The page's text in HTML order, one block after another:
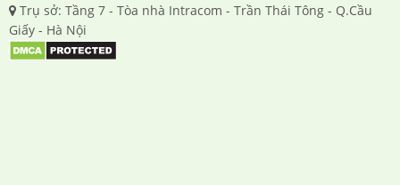
Trụ sở: Tầng 7 - Tòa nhà Intracom - Trần Thái Tông - Q.Cầu
Giấy - Hà Nội